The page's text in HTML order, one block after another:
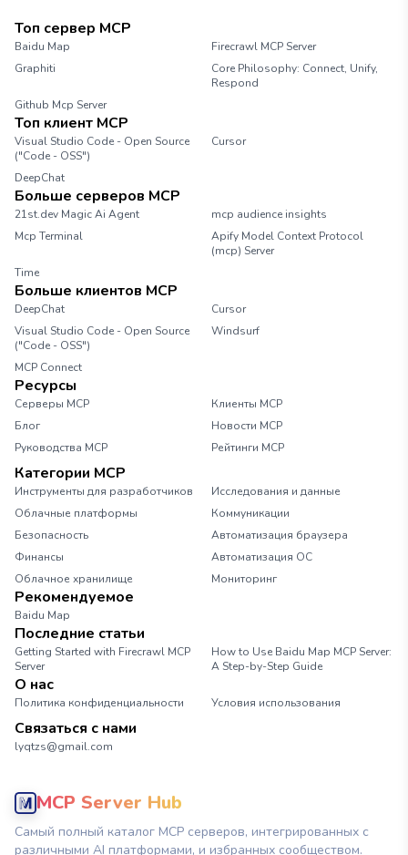
Топ сервер MCP
Baidu Map
Firecrawl MCP Server
Graphiti
Core Philosophy: Connect, Unify,
Respond
Github Mcp Server
Топ клиент MCP
Visual Studio Code - Open Source
("Code - OSS")
Cursor
DeepChat
Больше серверов MCP
21st.dev Magic Ai Agent
mcp audience insights
Mcp Terminal
Apify Model Context Protocol
(mcp) Server
Time
Больше клиентов MCP
DeepChat
Cursor
Visual Studio Code - Open Source
("Code - OSS")
Windsurf
MCP Connect
Ресурсы
Серверы MCP
Клиенты MCP
Блог
Новости MCP
Руководства MCP
Рейтинги MCP
Категории MCP
Инструменты для разработчиков
Исследования и данные
Облачные платформы
Коммуникации
Безопасность
Автоматизация браузера
Финансы
Автоматизация ОС
Облачное хранилище
Мониторинг
Рекомендуемое
Baidu Map
Последние статьи
Getting Started with Firecrawl MCP
Server
How to Use Baidu Map MCP Server:
A Step-by-Step Guide
О нас
Политика конфиденциальности Условия использования
Связаться с нами
lyqtzs@gmail.com
MCP Server Hub
Самый полный каталог MCP серверов, интегрированных с
различными AI платформами, и избранных сообществом.